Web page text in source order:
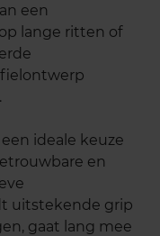
een
lange ritten of
ideale keuze
en
uitstekende grip
gaat lang mee